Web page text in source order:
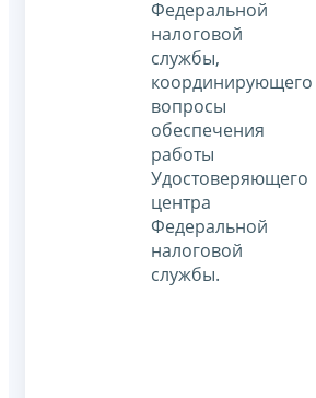
Федеральной
налоговой
службы,
координирующего
вопросы
обеспечения
работы
Удостоверяющего
центра
Федеральной
налоговой
службы.